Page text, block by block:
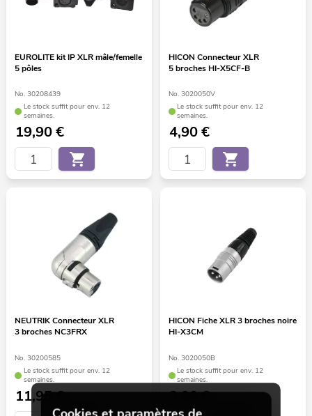
EUROLITE kit IP XLR mâle/femelle
5 pôles
No. 30208439
Le stock suffit pour env. 12
semaines.
19,90€
HICON Connecteur XLR
5 broches HI-X5CF-B
No. 3020050V
Le stock suffit pour env. 12
semaines.
4,90€
NEUTRIK Connecteur XLR
3 broches NC3FRX
No. 30200585
Le stock suffit pour env. 12
semaines.
11,95€
HICON Fiche XLR 3 broches noire
HI-X3CM
No. 3020050B
Le stock suffit pour env. 12
semaines.
3,90€